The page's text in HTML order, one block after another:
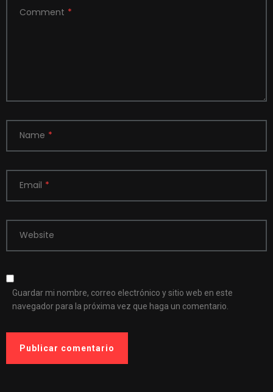
Comment *
Name *
Email *
Website
Guardar mi nombre, correo electrónico y sitio web en este
navegador para la próxima vez que haga un comentario.